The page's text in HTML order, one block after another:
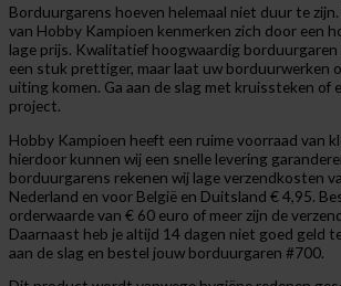
Borduurgarens hoeven helemaal niet duur te
van Hobby Kampioen kenmerken zich door een
lage prijs. Kwalitatief hoogwaardig
een stuk prettiger, maar laat uw borduurwerken
uiting komen. Ga aan de slag met kruissteken of
project.
Hobby Kampioen heeft een ruime voorraad van
hierdoor kunnen wij een snelle levering
borduurgarens rekenen wij lage verzendkosten
Nederland en voor België en Duitsland € 4,95.
orderwaarde van € 60 euro of meer zijn de
Daarnaast heb je altijd 14 dagen niet goed geld
aan de slag en bestel jouw borduurgaren #700.